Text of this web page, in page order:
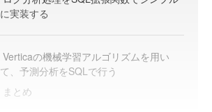
に実装する
Verticaの機械学習アルゴリズムを用い
て、予測分析をSQLで行う
まとめ